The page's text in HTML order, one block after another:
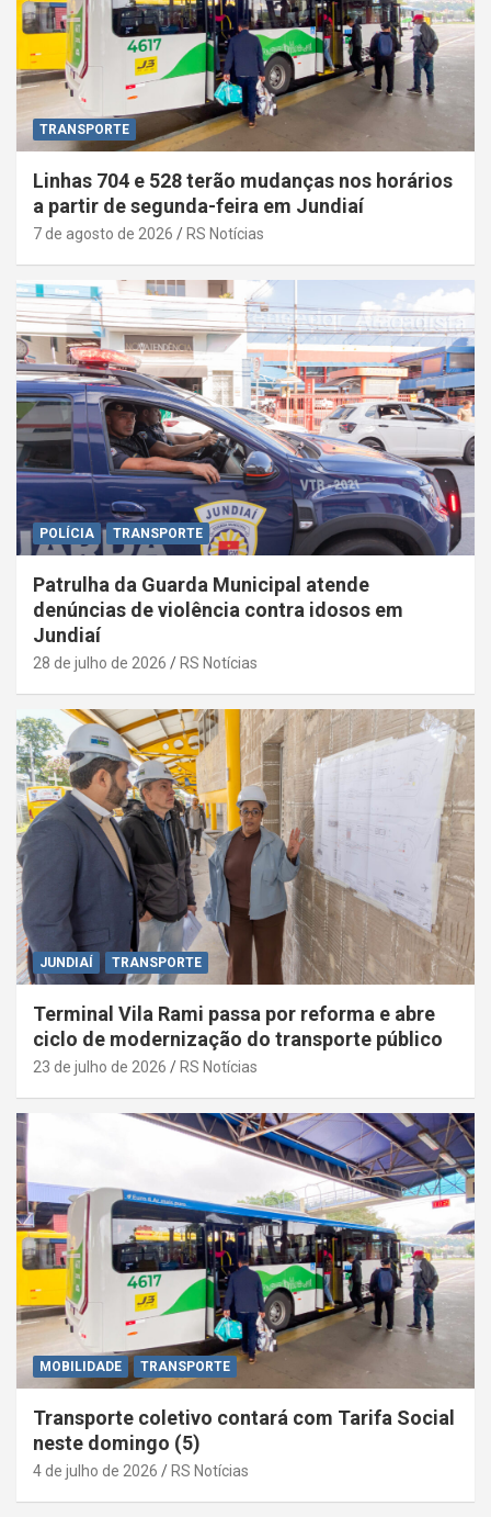
TRANSPORTE
Linhas 704 e 528 terão mudanças nos horários
a partir de segunda-feira em Jundiaí
7 de agosto de 2026 RS Notícias
POLÍCIA TRANSPORTE
Patrulha da Guarda Municipal atende
denúncias de violência contra idosos em
Jundiaí
28 de julho de 2026 RS Notícias
JUNDIAÍ TRANSPORTE
Terminal Vila Rami passa por reforma e abre
ciclo de modernização do transporte público
23 de julho de 2026 RS Notícias
MOBILIDADE TRANSPORTE
Transporte coletivo contará com Tarifa Social
neste domingo (5)
4 de julho de 2026 RS Notícias